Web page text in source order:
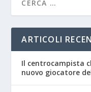
ARTICOLI
Il centrocampista
nuovo giocatore